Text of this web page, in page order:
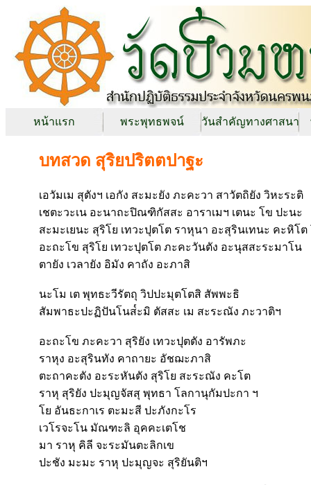
หน้าแรก พระพุทธพจน์ วันสำคัญทางศาสนา
บทสวด สุริยปริตตปาฐะ
เอวัมเม สุตังฯ เอกัง สะมะยัง ภะคะวา สาวัตถิยัง วิหะระติ
เชตะวะเน อะนาถะปิณฑิกัสสะ อาราเมฯ เตนะ โข ปะนะ
สะมะเยนะ สุริโย เทวะปุตโต ราหุนา อะสุรินเทนะ คะหิโต
อะถะโข สุริโย เทวะปุตโต ภะคะวันตัง อะนุสสะระมาโน
ตายัง เวลายัง อิมัง คาถัง อะภาสิ
นะโม เต พุทธะวีรัตถุ วิปปะมุตโตสิ สัพพะธิ
สัมพาธะปะฏิปันโนส๎ะมิ ตัสสะ เม สะระณัง ภะวาติฯ
อะถะโข ภะคะวา สุริยัง เทวะปุตตัง อารัพภะ
ราหุง อะสุรินทัง คาถายะ อัชฌะภาสิ
ตะถาคะตัง อะระหันตัง สุริโย สะระณัง คะโต
ราหุ สุริยัง ปะมุญจัสสุ พุทธา โลกานุกัมปะกา ฯ
โย อันธะกาเร ตะมะสี ปะภังกะโร
เวโรจะโน มัณฑะลิ อุคคะเตโช
มา ราหุ คิลี จะระมันตะลิกเข
ปะชัง มะมะ ราหุ ปะมุญจะ สุริยันติฯ